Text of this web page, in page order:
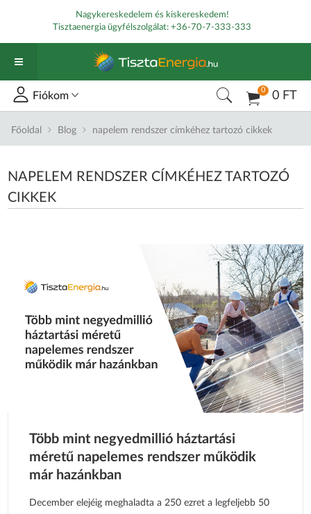
Nagykereskedelem és kiskereskedem!
Tisztaenergia ügyfélszolgálat: +36-70-7-333-333
0 0 FT
Fiókom
Főoldal Blog napelem rendszer címkéhez tartozó cikkek
NAPELEM RENDSZER CÍMKÉHEZ TARTOZÓ
CIKKEK
Több mint negyedmillió háztartási
méretű napelemes rendszer működik
már hazánkban
December elejéig meghaladta a 250 ezret a legfeljebb 50